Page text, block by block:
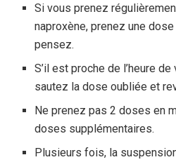
Si vous prenez
naproxène, prenez une
pensez.
S’il est proche de l’heure
sautez la dose oubliée et
Ne prenez pas 2 doses en
doses supplémentaires.
Plusieurs fois, la